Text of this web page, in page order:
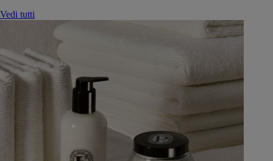
Vedi tutti